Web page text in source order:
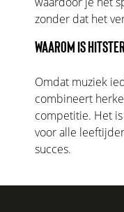
zonder dat het
WAAROM IS
Omdat muziek
combineert
competitie. Het
voor alle
succes.